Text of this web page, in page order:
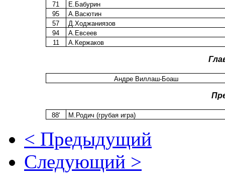
71
Е.Бабурин
95
А.Васютин
57
Д.Ходжаниязов
94
А.Евсеев
11
А.Кержаков
Андре Виллаш-Боаш
88' М.Родич (грубая игра)
< Предыдущий
Следующий >